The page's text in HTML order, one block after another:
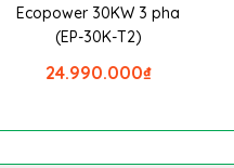
Ecopower 30KW 3 pha
(EP-30K-T2)
₫
24.990.000